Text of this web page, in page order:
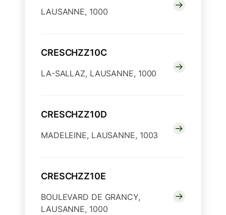
LAUSANNE, 1000
CRESCHZZ10C
LA-SALLAZ, LAUSANNE, 1000
CRESCHZZ10D
MADELEINE, LAUSANNE, 1003
CRESCHZZ10E
BOULEVARD DE GRANCY,
LAUSANNE, 1000